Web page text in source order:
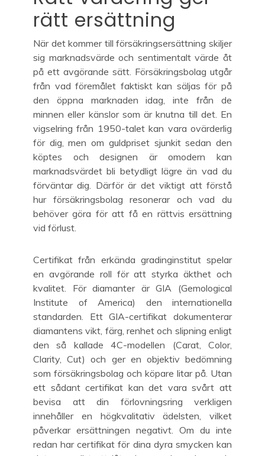
rätt ersättning
När det kommer till försäkringsersättning skiljer
sig marknadsvärde och sentimentalt värde åt
på ett avgörande sätt. Försäkringsbolag utgår
från vad föremålet faktiskt kan säljas för på
den öppna marknaden idag, inte från de
minnen eller känslor som är knutna till det. En
vigselring från 1950-talet kan vara ovärderlig
för dig, men om guldpriset sjunkit sedan den
köptes och designen är omodern kan
marknadsvärdet bli betydligt lägre än vad du
förväntar dig. Därför är det viktigt att förstå
hur försäkringsbolag resonerar och vad du
behöver göra för att få en rättvis ersättning
vid förlust.
Certifikat från erkända gradinginstitut spelar
en avgörande roll för att styrka äkthet och
kvalitet. För diamanter är GIA (Gemological
Institute of America) den internationella
standarden. Ett GIA-certifikat dokumenterar
diamantens vikt, färg, renhet och slipning enligt
den så kallade 4C-modellen (Carat, Color,
Clarity, Cut) och ger en objektiv bedömning
som försäkringsbolag och köpare litar på. Utan
ett sådant certifikat kan det vara svårt att
bevisa att din förlovningsring verkligen
innehåller en högkvalitativ ädelsten, vilket
påverkar ersättningen negativt. Om du inte
redan har certifikat för dina dyra smycken kan